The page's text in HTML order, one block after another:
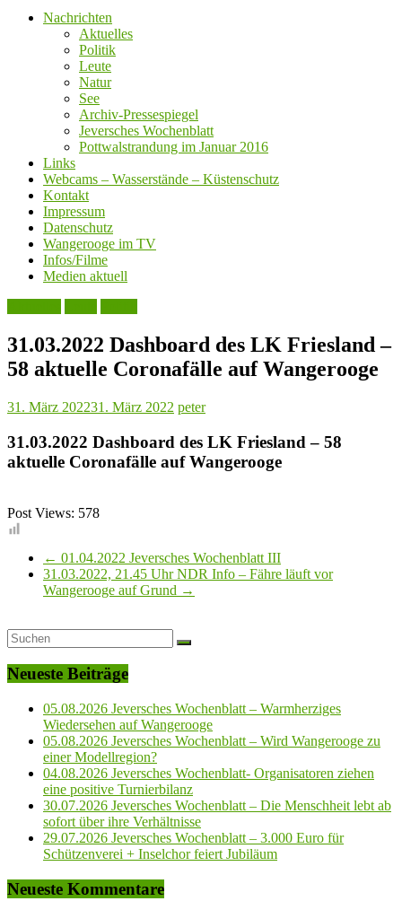
Nachrichten
Aktuelles
Politik
Leute
Natur
See
Archiv-Pressespiegel
Jeversches Wochenblatt
Pottwalstrandung im Januar 2016
Links
Webcams – Wasserstände – Küstenschutz
Kontakt
Impressum
Datenschutz
Wangerooge im TV
Infos/Filme
Medien aktuell
31.03.2022 Dashboard des LK Friesland –
58 aktuelle Coronafälle auf Wangerooge
31. März 202231. März 2022 peter
31.03.2022 Dashboard des LK Friesland – 58
aktuelle Coronafälle auf Wangerooge
Post Views: 578
← 01.04.2022 Jeversches Wochenblatt III
31.03.2022, 21.45 Uhr NDR Info – Fähre läuft vor
Wangerooge auf Grund →
Neueste Beiträge
05.08.2026 Jeversches Wochenblatt – Warmherziges
Wiedersehen auf Wangerooge
05.08.2026 Jeversches Wochenblatt – Wird Wangerooge zu
einer Modellregion?
04.08.2026 Jeversches Wochenblatt- Organisatoren ziehen
eine positive Turnierbilanz
30.07.2026 Jeversches Wochenblatt – Die Menschheit lebt ab
sofort über ihre Verhältnisse
29.07.2026 Jeversches Wochenblatt – 3.000 Euro für
Schützenverei + Inselchor feiert Jubiläum
Neueste Kommentare